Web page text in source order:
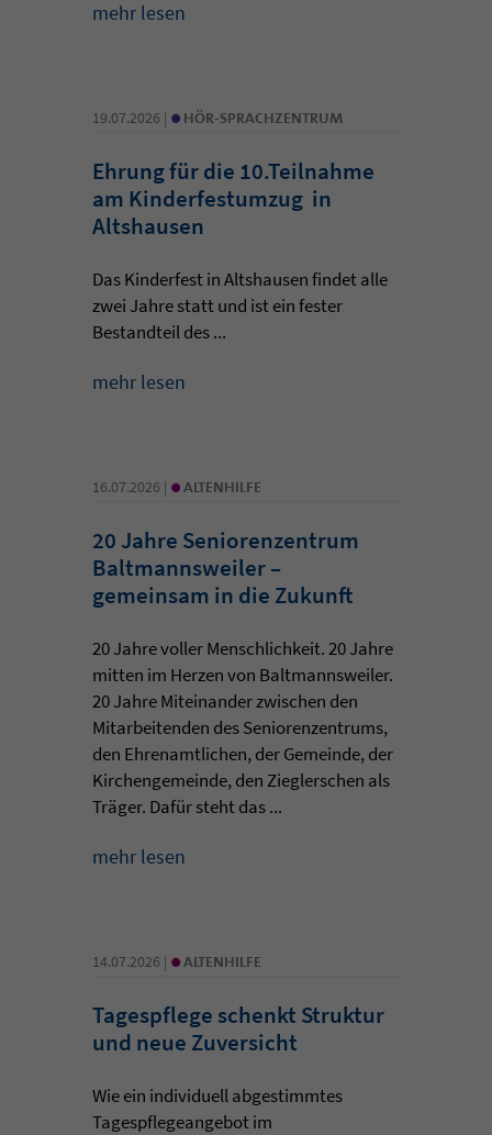
mehr lesen
19.07.2026 | • HÖR-SPRACHZENTRUM
Ehrung für die 10.Teilnahme
am Kinderfestumzug in
Altshausen
Das Kinderfest in Altshausen findet alle
zwei Jahre statt und ist ein fester
Bestandteil des ...
mehr lesen
16.07.2026 | • ALTENHILFE
20 Jahre Seniorenzentrum
Baltmannsweiler –
gemeinsam in die Zukunft
20 Jahre voller Menschlichkeit. 20 Jahre
mitten im Herzen von Baltmannsweiler.
20 Jahre Miteinander zwischen den
Mitarbeitenden des Seniorenzentrums,
den Ehrenamtlichen, der Gemeinde, der
Kirchengemeinde, den Zieglerschen als
Träger. Dafür steht das ...
mehr lesen
14.07.2026 | • ALTENHILFE
Tagespflege schenkt Struktur
und neue Zuversicht
Wie ein individuell abgestimmtes
Tagespflegeangebot im